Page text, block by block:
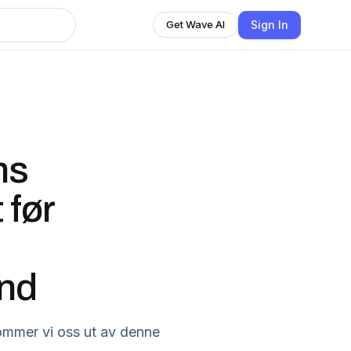
Get Wave AI Sign In
før
vi oss ut av denne